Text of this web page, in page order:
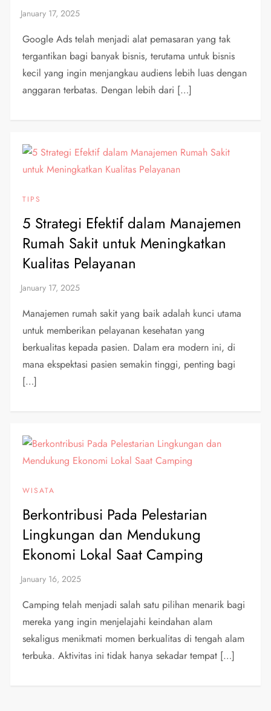
Google Ads telah menjadi alat pemasaran yang tak
tergantikan bagi banyak bisnis, terutama untuk bisnis
kecil yang ingin menjangkau audiens lebih luas dengan
anggaran terbatas. Dengan lebih dari […]
TIPS
5 Strategi Efektif dalam Manajemen
Rumah Sakit untuk Meningkatkan
Kualitas Pelayanan
Manajemen rumah sakit yang baik adalah kunci utama
untuk memberikan pelayanan kesehatan yang
berkualitas kepada pasien. Dalam era modern ini, di
mana ekspektasi pasien semakin tinggi, penting bagi
[…]
WISATA
Berkontribusi Pada Pelestarian
Lingkungan dan Mendukung
Ekonomi Lokal Saat Camping
Camping telah menjadi salah satu pilihan menarik bagi
mereka yang ingin menjelajahi keindahan alam
sekaligus menikmati momen berkualitas di tengah alam
terbuka. Aktivitas ini tidak hanya sekadar tempat […]